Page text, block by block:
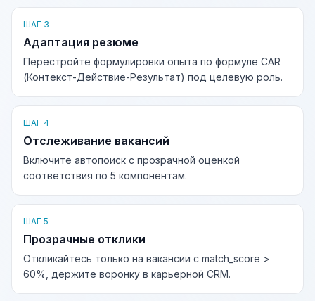
ШАГ 3
Адаптация резюме
Перестройте формулировки опыта по формуле CAR
(Контекст-Действие-Результат) под целевую роль.
ШАГ 4
Отслеживание вакансий
Включите автопоиск с прозрачной оценкой
соответствия по 5 компонентам.
ШАГ 5
Прозрачные отклики
Откликайтесь только на вакансии с match_score >
60%, держите воронку в карьерной CRM.